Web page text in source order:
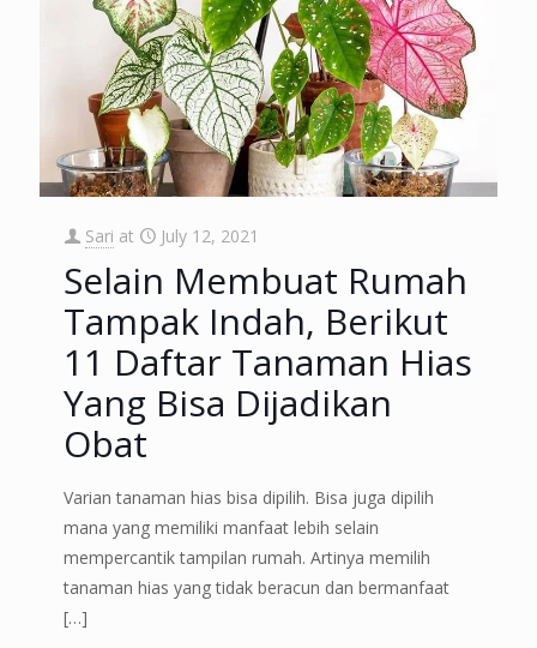
Sari at July 12, 2021
Selain Membuat Rumah
Tampak Indah, Berikut
11 Daftar Tanaman Hias
Yang Bisa Dijadikan
Obat
Varian tanaman hias bisa dipilih. Bisa juga dipilih
mana yang memiliki manfaat lebih selain
mempercantik tampilan rumah. Artinya memilih
tanaman hias yang tidak beracun dan bermanfaat
[…]